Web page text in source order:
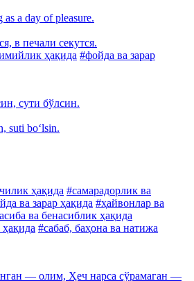
a day of pleasure.
в печали секутся.
ҳақида #фойда ва зарар
сути бўлсин.
suti bo‘lsin.
ҳақида #самарадорлик ва
ва зарар ҳақида #ҳайвонлар ва
ва бенасиблик ҳақида
#сабаб, баҳона ва натижа
— олим, Ҳеч нарса сўрамаган —